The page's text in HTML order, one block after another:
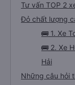
Tư vấn TOP 2
Đỏ chất lượng
🚌 1. Xe
🚌 2. Xe
Hải
Những câu hỏi